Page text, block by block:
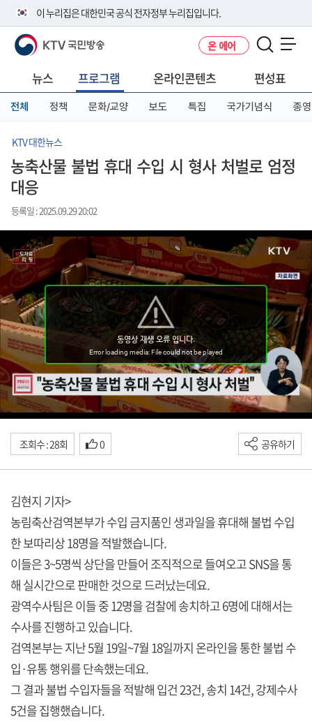
이 누리집은 대한민국 공식 전자정부 누리집입니다.
공식 누리집 주소 확인하기
니다.
이밖에 or.kr 또는 .kr등 다른 도메인 주소를 사용하고 있다면 아래 URL에
서 도메인 주소를 확인해 보세요
KTV 국민방송 온 에어
뉴스 프로그램 온라인콘텐츠 편성표
전체 정책 문화/교양 보도 특집 국가기념식 종영
KTV 대한뉴스
농축산물 불법 휴대 수입 시 형사 처벌로 엄정
대응
등록일 : 2025.09.29 20:02
조회수 : 28회 0 공유하기
김현지 기자>
농림축산검역본부가 수입 금지품인 생과일을 휴대해 불법 수입
한 보따리상 18명을 적발했습니다.
이들은 3~5명씩 상단을 만들어 조직적으로 들여오고 SNS을 통
해 실시간으로 판매한 것으로 드러났는데요.
광역수사팀은 이들 중 12명을 검찰에 송치하고 6명에 대해서는
수사를 진행하고 있습니다.
검역본부는 지난 5월 19일~7월 18일까지 온라인을 통한 불법 수
입·유통 행위를 단속했는데요.
그 결과 불법 수입자들을 적발해 입건 23건, 송치 14건, 강제수사
5건을 집행했습니다.